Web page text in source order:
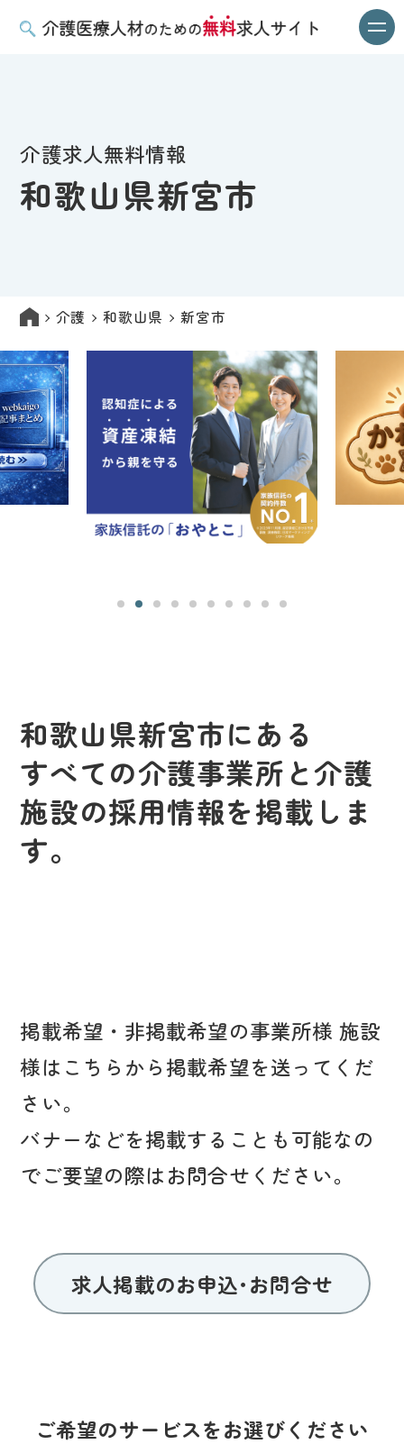
介護求人無料情報
和歌山県新宮市
介護 和歌山県 新宮市
和歌山県新宮市にある
すべての介護事業所と介護
施設の採用情報を掲載しま
す。
掲載希望・非掲載希望の事業所様 施設
様はこちらから掲載希望を送ってくだ
さい。
バナーなどを掲載することも可能なの
でご要望の際はお問合せください。
求人掲載のお申込･お問合せ
ご希望のサービスをお選びください